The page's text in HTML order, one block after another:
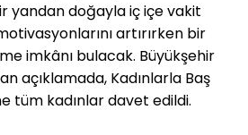
yandan doğayla iç içe vakit
artırırken bir
imkânı bulacak. Büyükşehir
açıklamada, Kadınlarla Baş
tüm kadınlar davet edildi.